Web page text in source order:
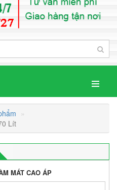
»
Lít
MÁT CAO ÁP